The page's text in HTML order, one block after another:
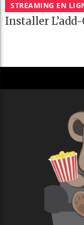
STREAMING EN
Installer